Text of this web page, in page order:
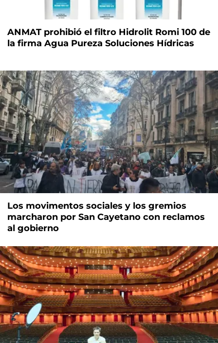
ANMAT prohibió el filtro Hidrolit Romi 100 de
la firma Agua Pureza Soluciones Hídricas
Los movimentos sociales y los gremios
marcharon por San Cayetano con reclamos
al gobierno